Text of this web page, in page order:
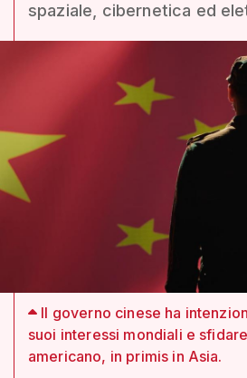
spaziale, cibernetica ed
Il governo cinese ha
suoi interessi mondiali e
americano, in primis in Asia.